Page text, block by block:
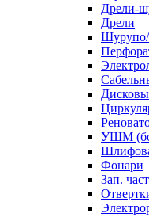
Дрели-
Дрели
Шурупо/
УШМ
Фонари
Зап.